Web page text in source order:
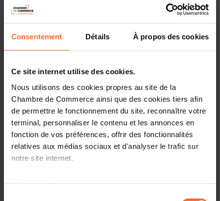
Consentement Détails À propos des cookies
Ce site internet utilise des cookies.
Nous utilisons des cookies propres au site de la
Chambre de Commerce ainsi que des cookies tiers afin
de permettre le fonctionnement du site, reconnaître votre
terminal, personnaliser le contenu et les annonces en
fonction de vos préférences, offrir des fonctionnalités
relatives aux médias sociaux et d'analyser le trafic sur
notre site internet.
English